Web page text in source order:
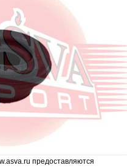
предоставляются